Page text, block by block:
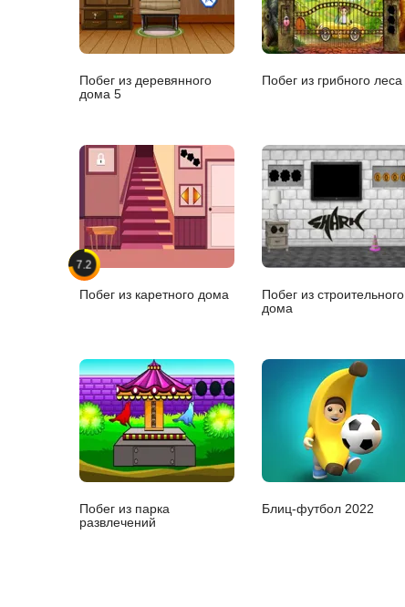
Побег из деревянного
дома 5
Побег из грибного леса
7.2
Побег из каретного дома
Побег из строительного
дома
Побег из парка
развлечений
Блиц-футбол 2022